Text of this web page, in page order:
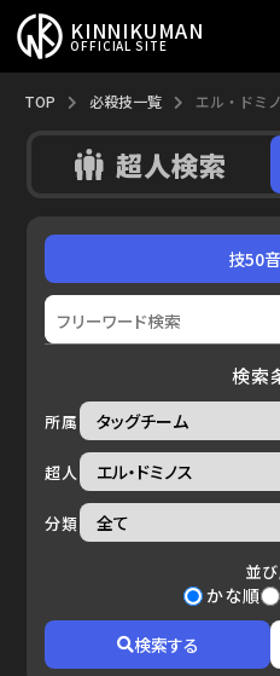
KINNIKUMAN
OFFICIAL SITE
TOP
キン肉マンとは？
アニメ
コミックス
特集
超人総選挙
新超人募集
TOP 必殺技一覧 エル・ドミ
超人検索
技50
検索
所属
超人
分類
並
かな順
検索する